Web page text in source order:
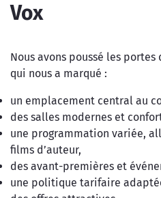
Vox
Nous avons poussé les
qui nous a marqué :
un emplacement central au
des salles modernes et
une programmation variée,
films d’auteur,
des avant-premières et
une politique tarifaire